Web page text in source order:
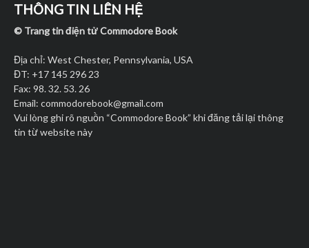
THÔNG TIN LIÊN HỆ
© Trang tin điện tử Commodore Book
Địa chỉ: West Chester, Pennsylvania, USA
ĐT: +17 145 296 23
Fax: 98. 32. 53. 26
Email: commodorebook@gmail.com
Vui lòng ghi rõ nguồn “Commodore Book” khi đăng tải lại thông
tin từ website này